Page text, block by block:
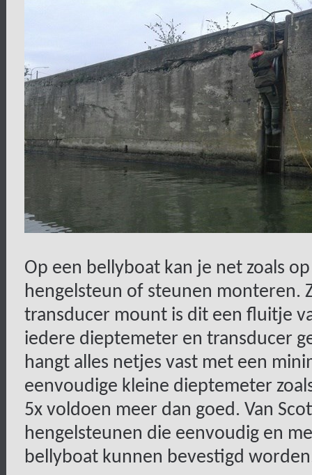
Op een bellyboat kan je net zoals
hengelsteun of steunen monteren.
transducer mount is dit een fluitje
iedere dieptemeter en transducer
hangt alles netjes vast met een
eenvoudige kleine dieptemeter
5x voldoen meer dan goed. Van
hengelsteunen die eenvoudig en
bellyboat kunnen bevestigd